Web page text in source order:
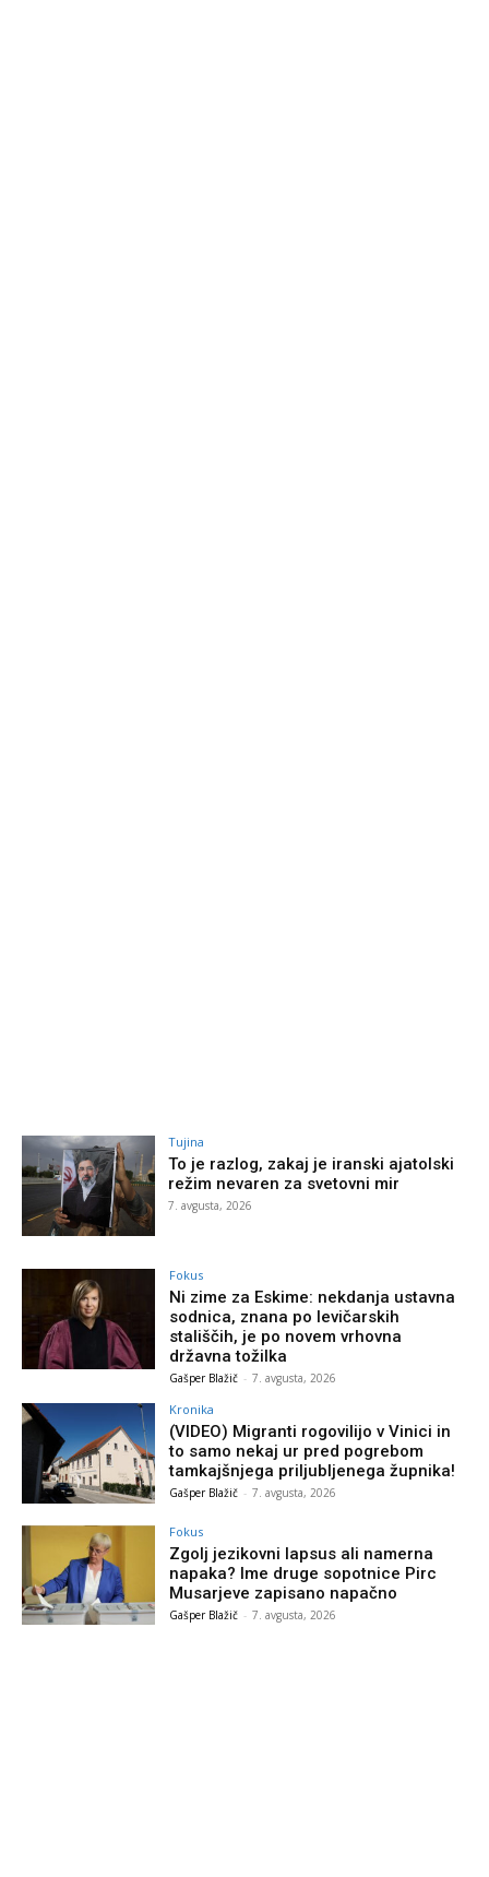
Tujina
To je razlog, zakaj je iranski ajatolski
režim nevaren za svetovni mir
7. avgusta, 2026
Fokus
Ni zime za Eskime: nekdanja ustavna
sodnica, znana po levičarskih
stališčih, je po novem vrhovna
državna tožilka
Gašper Blažič - 7. avgusta, 2026
Kronika
(VIDEO) Migranti rogovilijo v Vinici in
to samo nekaj ur pred pogrebom
tamkajšnjega priljubljenega župnika!
Gašper Blažič - 7. avgusta, 2026
Fokus
Zgolj jezikovni lapsus ali namerna
napaka? Ime druge sopotnice Pirc
Musarjeve zapisano napačno
Gašper Blažič - 7. avgusta, 2026